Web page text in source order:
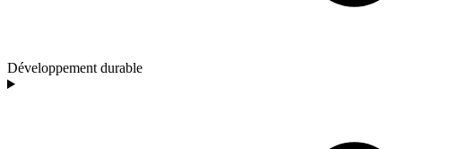
Développement durable